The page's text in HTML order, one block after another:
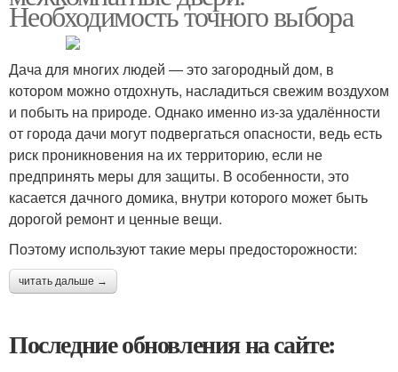
Необходимость точного выбора
Дача для многих людей ― это загородный дом, в
котором можно отдохнуть, насладиться свежим воздухом
и побыть на природе. Однако именно из-за удалённости
от города дачи могут подвергаться опасности, ведь есть
риск проникновения на их территорию, если не
предпринять меры для защиты. В особенности, это
касается дачного домика, внутри которого может быть
дорогой ремонт и ценные вещи.
Поэтому используют такие меры предосторожности:
читать дальше →
Последние обновления на сайте: